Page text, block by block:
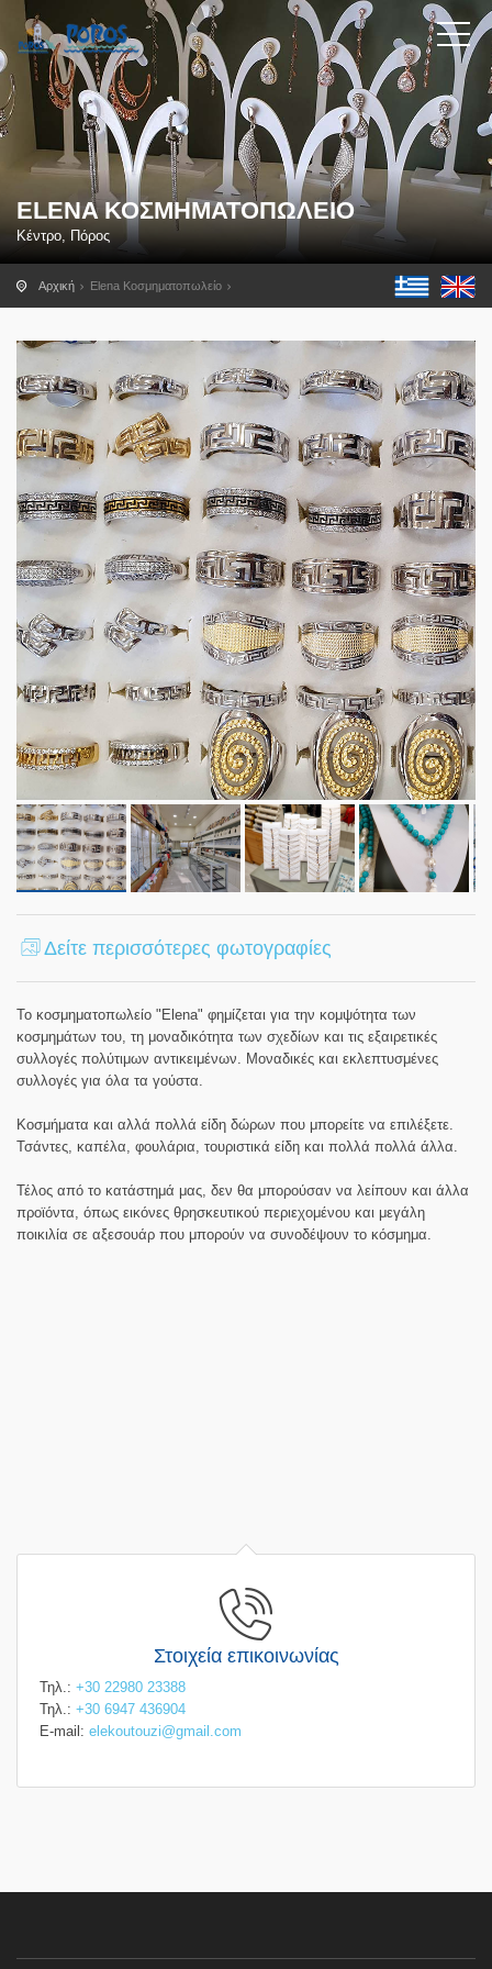
ELENA ΚΟΣΜΗΜΑΤΟΠΩΛΕΊΟ
Κέντρο, Πόρος
Αρχική Elena Κοσμηματοπωλείο
Δείτε περισσότερες φωτογραφίες
Το κοσμηματοπωλείο "Elena" φημίζεται για την κομψότητα των
κοσμημάτων του, τη μοναδικότητα των σχεδίων και τις εξαιρετικές
συλλογές πολύτιμων αντικειμένων. Μοναδικές και εκλεπτυσμένες
συλλογές για όλα τα γούστα.
Κοσμήματα και αλλά πολλά είδη δώρων που μπορείτε να επιλέξετε.
Τσάντες, καπέλα, φουλάρια, τουριστικά είδη και πολλά πολλά άλλα.
Τέλος από το κατάστημά μας, δεν θα μπορούσαν να λείπουν και άλλα
προϊόντα, όπως εικόνες θρησκευτικού περιεχομένου και μεγάλη
ποικιλία σε αξεσουάρ που μπορούν να συνοδέψουν το κόσμημα.
Στοιχεία επικοινωνίας
Τηλ.: +30 22980 23388
Τηλ.: +30 6947 436904
E-mail: elekoutouzi@gmail.com